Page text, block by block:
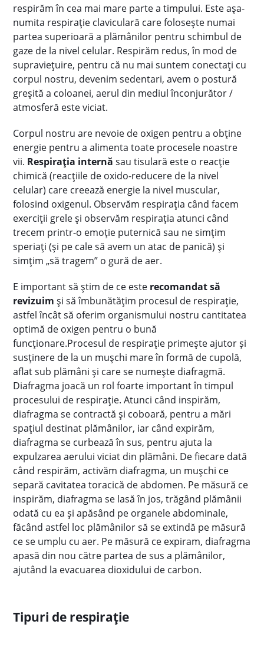
respirăm în cea mai mare parte a timpului. Este așa-
numita respirație claviculară care folosește numai
partea superioară a plămânilor pentru schimbul de
gaze de la nivel celular. Respirăm redus, în mod de
supraviețuire, pentru că nu mai suntem conectați cu
corpul nostru, devenim sedentari, avem o postură
greșită a coloanei, aerul din mediul înconjurător /
atmosferă este viciat.
Corpul nostru are nevoie de oxigen pentru a obține
energie pentru a alimenta toate procesele noastre
vii. Respirația internă sau tisulară este o reacție
chimică (reacțiile de oxido-reducere de la nivel
celular) care creează energie la nivel muscular,
folosind oxigenul. Observăm respirația când facem
exerciții grele și observăm respirația atunci când
trecem printr-o emoție puternică sau ne simțim
speriați (și pe cale să avem un atac de panică) și
simțim „să tragem” o gură de aer.
E important să știm de ce este recomandat să
revizuim și să îmbunătățim procesul de respirație,
astfel încât să oferim organismului nostru cantitatea
optimă de oxigen pentru o bună
funcționare.Procesul de respirație primește ajutor și
susținere de la un mușchi mare în formă de cupolă,
aflat sub plămâni și care se numește diafragmă.
Diafragma joacă un rol foarte important în timpul
procesului de respirație. Atunci când inspirăm,
diafragma se contractă și coboară, pentru a mări
spațiul destinat plămânilor, iar când expirăm,
diafragma se curbează în sus, pentru ajuta la
expulzarea aerului viciat din plămâni. De fiecare dată
când respirăm, activăm diafragma, un mușchi ce
separă cavitatea toracică de abdomen. Pe măsură ce
inspirăm, diafragma se lasă în jos, trăgând plămânii
odată cu ea și apăsând pe organele abdominale,
făcând astfel loc plămânilor să se extindă pe măsură
ce se umplu cu aer. Pe măsură ce expiram, diafragma
apasă din nou către partea de sus a plămânilor,
ajutând la evacuarea dioxidului de carbon.
Tipuri de respirație